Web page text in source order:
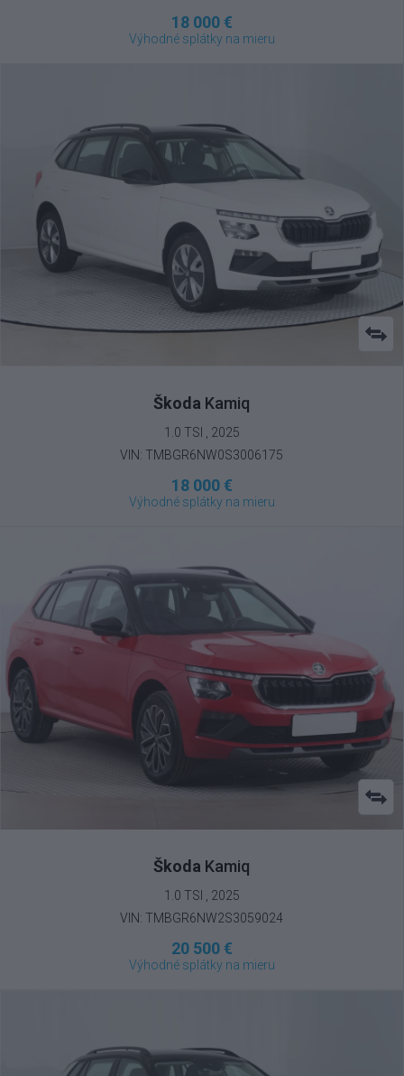
18 000 €
Výhodné splátky na mieru
Škoda Kamiq
1.0 TSI , 2025
VIN: TMBGR6NW0S3006175
18 000 €
Výhodné splátky na mieru
Škoda Kamiq
1.0 TSI , 2025
VIN: TMBGR6NW2S3059024
20 500 €
Výhodné splátky na mieru